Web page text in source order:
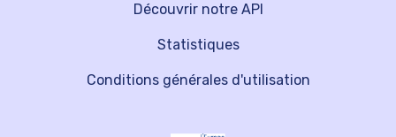
Découvrir notre API
Statistiques
Conditions générales d'utilisation